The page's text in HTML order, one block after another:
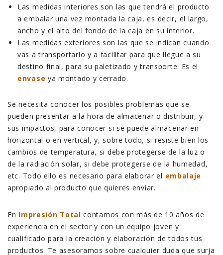
Las medidas interiores son las que tendrá el producto
a embalar una vez montada la caja, es decir, el largo,
ancho y el alto del fondo de la caja en su interior.
Las medidas exteriores son las que se indican cuando
vas a transportarlo y a facilitar para que llegue a su
destino final, para su paletizado y transporte. Es el
envase ya montado y cerrado.
Se necesita conocer los posibles problemas que se
pueden presentar a la hora de almacenar o distribuir, y
sus impactos, para conocer si se puede almacenar en
horizontal o en vertical, y, sobre todo, si resiste bien los
cambios de temperatura, si debe protegerse de la luz o
de la radiación solar, si debe protegerse de la humedad,
etc. Todo ello es necesario para elaborar el embalaje
apropiado al producto que quieres enviar.
En Impresión Total contamos con más de 10 años de
experiencia en el sector y con un equipo joven y
cualificado para la creación y elaboración de todos tus
productos. Te asesoramos sobre cualquier duda que surja